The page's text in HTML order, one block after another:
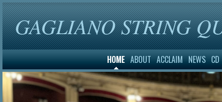
GAGLIANO STRING
HOME ABOUT ACCLAIM NEWS CD